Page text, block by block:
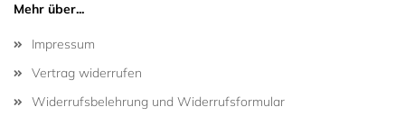
Mehr über...
Impressum
Vertrag widerrufen
Widerrufsbelehrung und Widerrufsformular